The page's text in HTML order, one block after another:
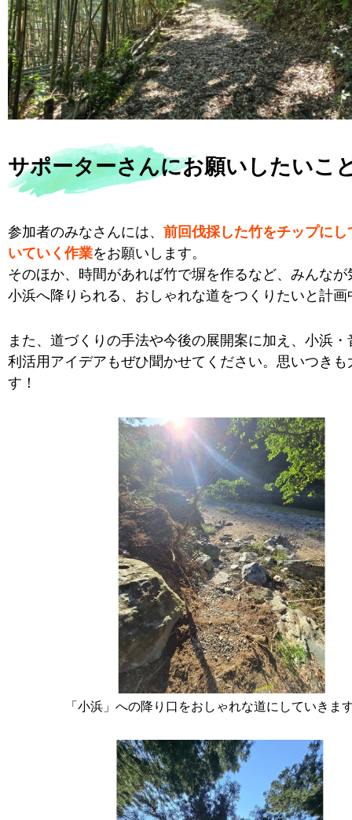
サポーターさんにお願いしたいこ
参加者のみなさんには、 前回伐採した竹をチップにし
いていく作業をお願いします。
そのほか、時間があれば竹で塀を作るなど、みんなが
小浜へ降りられる、おしゃれな道をつくりたいと計画
また、道づくりの手法や今後の展開案に加え、小浜・
利活用アイデアもぜひ聞かせてください。思いつきも
す！
「小浜」への降り口をおしゃれな道にしていきま